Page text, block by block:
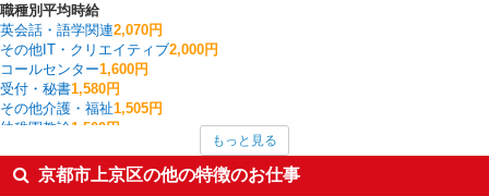
職種別平均時給
英会話・語学関連2,070円
その他IT・クリエイティブ2,000円
コールセンター1,600円
受付・秘書1,580円
その他介護・福祉1,505円
幼稚園教諭1,500円
看護師・保健師・看護助手・助産師1,463円
その他オフィスワーク・事務 1,460円
もっと見る
京都市上京区の他の特徴のお仕事